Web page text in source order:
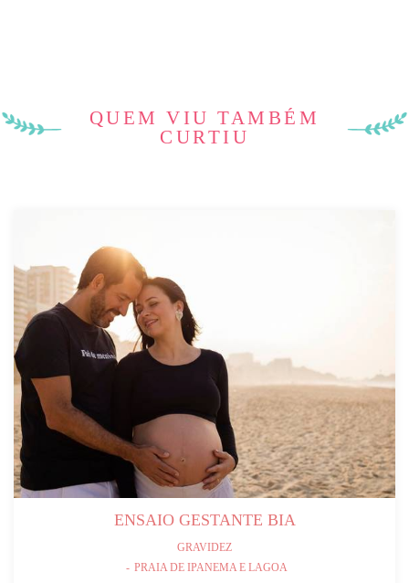
QUEM VIU TAMBÉM
CURTIU
ENSAIO GESTANTE BIA
GRAVIDEZ
PRAIA DE IPANEMA E LAGOA